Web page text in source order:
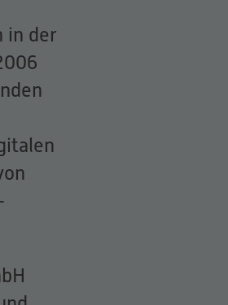
in der